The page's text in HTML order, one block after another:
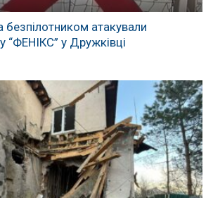
безпілотником атакували
“ФЕНІКС” у Дружківці